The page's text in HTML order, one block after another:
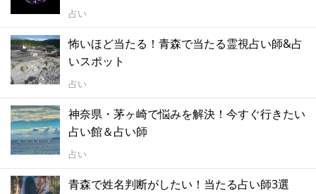
占い
怖いほど当たる！青森で当たる霊視占い師&占
いスポット
占い
神奈県・茅ヶ崎で悩みを解決！今すぐ行きたい
占い館＆占い師
占い
青森で姓名判断がしたい！当たる占い師3選